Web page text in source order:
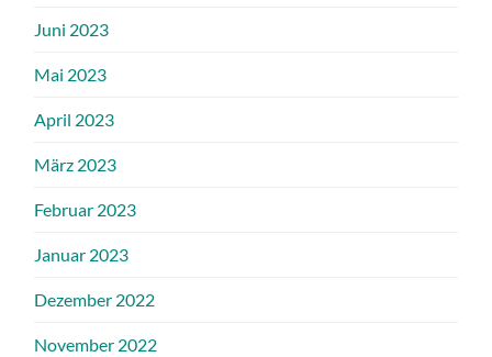
Juni 2023
Mai 2023
April 2023
März 2023
Februar 2023
Januar 2023
Dezember 2022
November 2022